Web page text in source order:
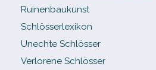
Ruinenbaukunst
Schlösserlexikon
Unechte Schlösser
Verlorene Schlösser